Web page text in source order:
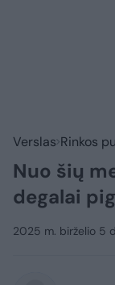
Verslas Rinkos
Nuo šių
degalai
2025 m. birželio 5 d.